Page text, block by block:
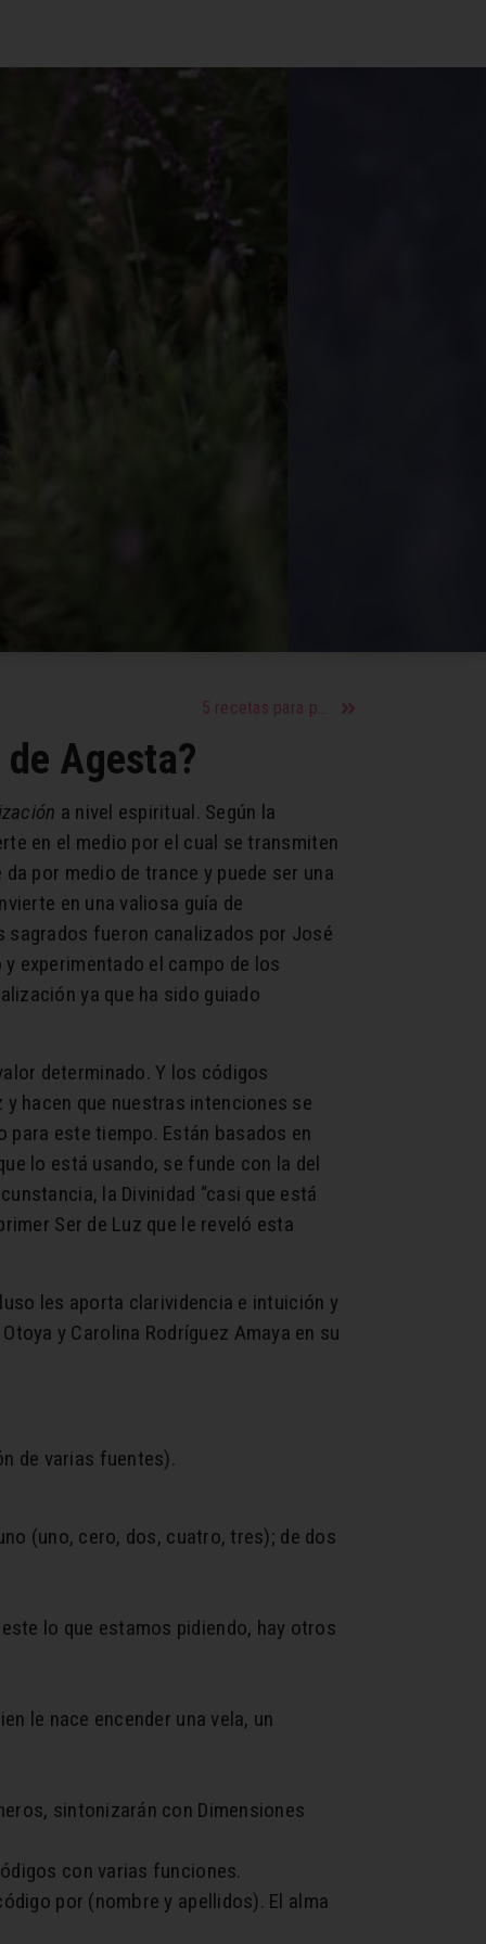
5 recetas para preparar churros caseros I
Agesta?
a nivel espiritual. Según la
en el medio por el cual se transmiten
por medio de trance y puede ser una
en una valiosa guía de
sagrados fueron canalizados por José
experimentado el campo de los
ya que ha sido guiado
determinado. Y los códigos
hacen que nuestras intenciones se
para este tiempo. Están basados en
lo está usando, se funde con la del
la Divinidad “casi que está
Ser de Luz que le reveló esta
les aporta clarividencia e intuición y
y Carolina Rodríguez Amaya en su
de varias fuentes).
(uno, cero, dos, cuatro, tres); de dos
lo que estamos pidiendo, hay otros
le nace encender una vela, un
sintonizarán con Dimensiones
con varias funciones.
por (nombre y apellidos). El alma